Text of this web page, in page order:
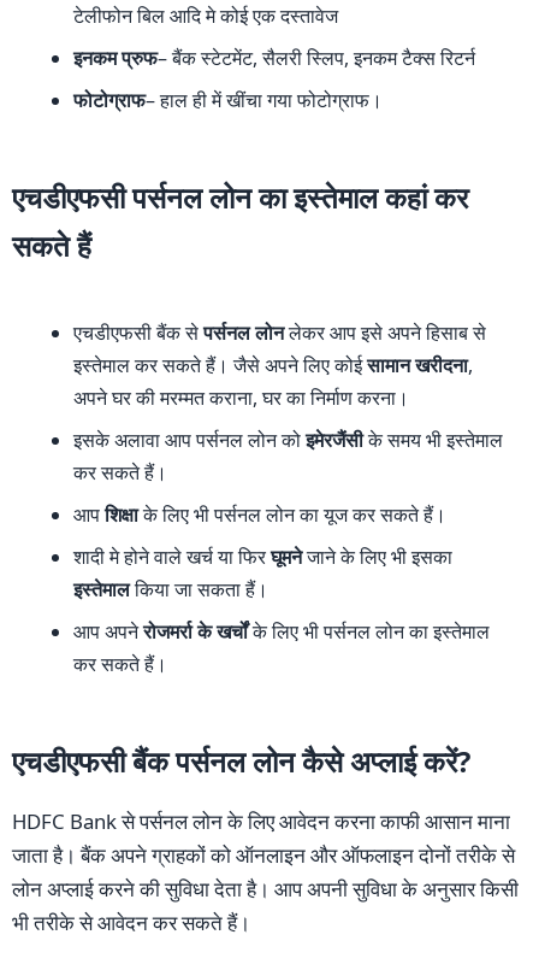
टेलीफोन बिल आदि मे कोई एक दस्तावेज
इनकम प्रुफ– बैंक स्टेटमेंट, सैलरी स्लिप, इनकम टैक्स रिटर्न
फोटोग्राफ– हाल ही में खींचा गया फोटोग्राफ।
एचडीएफसी पर्सनल लोन का इस्तेमाल कहां कर
सकते हैं
एचडीएफसी बैंक सेपर्सनल लोनलेकर आप इसे अपने हिसाब से
इस्तेमाल कर सकते हैं। जैसे अपने लिए कोईसामान खरीदना,
अपने घर की मरम्मत कराना, घर का निर्माण करना।
इसके अलावा आप पर्सनल लोन कोइमेरजैंसीके समय भी इस्तेमाल
कर सकते हैं।
आपशिक्षाके लिए भी पर्सनल लोन का यूज कर सकते हैं।
शादी मे होने वाले खर्च या फिरघूमनेजाने के लिए भी इसका
इस्तेमालकिया जा सकता हैं।
आप अपनेरोजमर्रा के खर्चोंके लिए भी पर्सनल लोन का इस्तेमाल
कर सकते हैं।
एचडीएफसी बैंक पर्सनल लोन कैसे अप्लाई करें?
HDFC Bank से पर्सनल लोन के लिए आवेदन करना काफी आसान माना
जाता है। बैंक अपने ग्राहकों को ऑनलाइन और ऑफलाइन दोनों तरीके से
लोन अप्लाई करने की सुविधा देता है। आप अपनी सुविधा के अनुसार किसी
भी तरीके से आवेदन कर सकते हैं।